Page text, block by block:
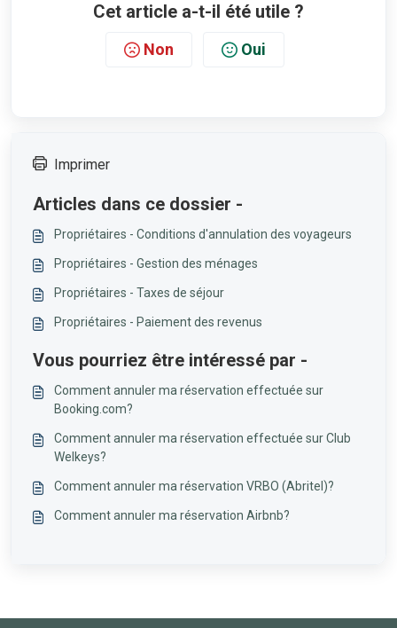
Cet article a-t-il été utile ?
Non Oui
Imprimer
Articles dans ce dossier -
Propriétaires - Conditions d'annulation des voyageurs
Propriétaires - Gestion des ménages
Propriétaires - Taxes de séjour
Propriétaires - Paiement des revenus
Vous pourriez être intéressé par -
Comment annuler ma réservation effectuée sur
Booking.com?
Comment annuler ma réservation effectuée sur Club
Welkeys?
Comment annuler ma réservation VRBO (Abritel)?
Comment annuler ma réservation Airbnb?